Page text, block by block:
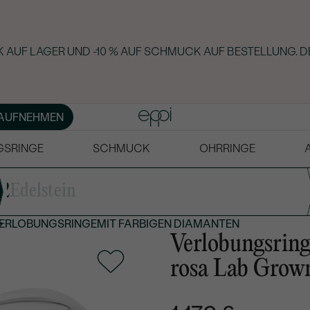
LAGER UND -10 % AUF SCHMUCK AUF BESTELLUNG.
SCHMUCK OHRRINGE
2
MIT FARBIGEN DIAMANTEN
rosa Lab